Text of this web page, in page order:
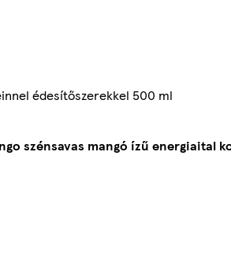
édesítőszerekkel 500 ml
szénsavas mangó ízű energiaital